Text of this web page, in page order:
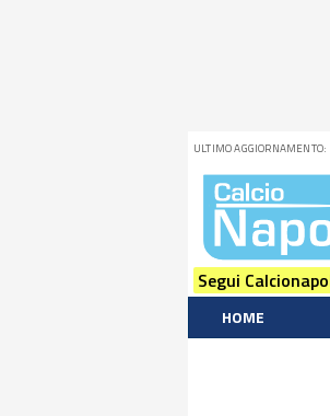
ULTIMO AGGIORNAMENTO:
Segui
HOME